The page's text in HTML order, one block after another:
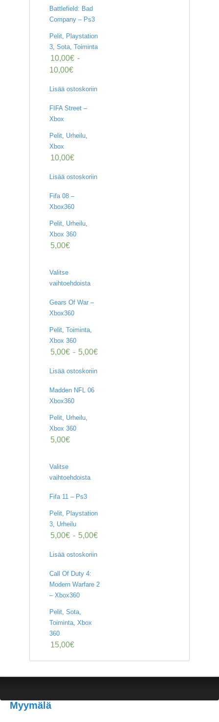
Battlefield: Bad
Company – Ps3
Pelit, Playstation
3, Sota, Toiminta
10,00€ -
10,00€
Lisää ostoskoriin
FIFA Street –
Xbox
Pelit, Urheilu,
Xbox
10,00€
Lisää ostoskoriin
Fifa 08 –
Xbox360
Pelit, Urheilu,
Xbox 360
5,00€
Valitse
vaihtoehdoista
Gears Of War –
Xbox360
Pelit, Toiminta,
Xbox 360
5,00€ - 5,00€
Lisää ostoskoriin
Madden NFL 06
Xbox360
Pelit, Urheilu,
Xbox 360
5,00€
Valitse
vaihtoehdoista
Fifa 11 – Ps3
Pelit, Playstation
3, Urheilu
5,00€ - 5,00€
Lisää ostoskoriin
Call Of Duty 4:
Modern Warfare 2
– Xbox360
Pelit, Sota,
Toiminta, Xbox
360
15,00€
Myymälä